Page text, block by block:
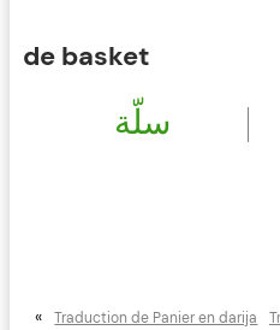
de basket
سلّة
« Traduction de Panier en darija